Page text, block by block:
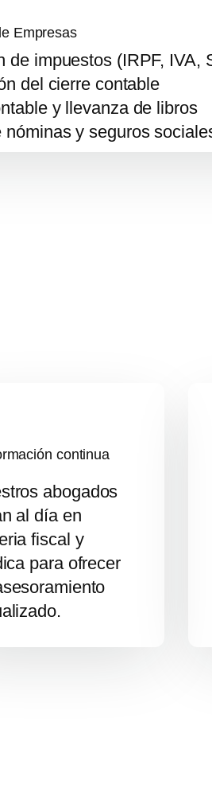
Empresas
de impuestos (IRPF, IVA,
del cierre contable
y llevanza de libros
y seguros
continua
abogados
al día en
fiscal y
para ofrecer